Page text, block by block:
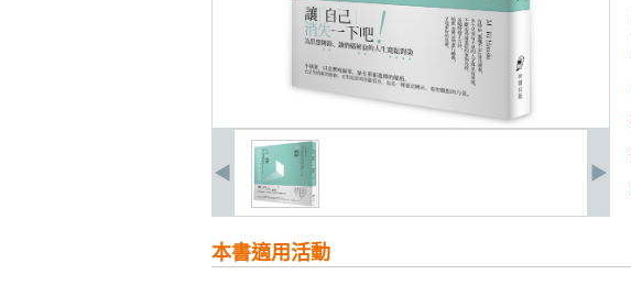
本書適用活動